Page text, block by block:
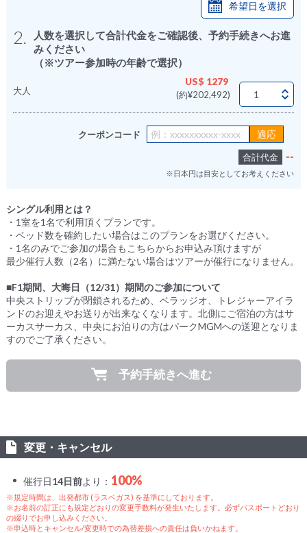
希望日を選択
2.
人数を選択して合計代金をご確認後、予約手続きへお進
みください
（※ツアー参加時の年齢で選択）
大人
US$ 1279
(約¥202,492)
クーポンコード
合計代金 --
※日本円は目安としてお考えください
シングル利用とは？
・1室を1名で利用頂くプランです。
・ベッド数を確約したい場合はこのプランをお選びください。
・1名のみでご参加の場合もこちらからお申込み頂けますが
最少催行人数（2名）に満たない場合はツアーが催行になりません。
■F1期間、大晦日（12/31）期間のご参加について
中央ストリップが閉鎖されるため、ベラッジオ、トレジャーアイラ
ンドのお迎えやお送りが出来なくなります。北側にご宿泊の方はサ
ーカスサーカス、中央にお泊りの方はパークMGMへの送迎となりま
すのでご了承ください。
予約手続きへ進む
変更・キャンセル
催行日14日前より： 100%
※規定時間は、出発都市 (ラスベガス) を基準にしております。
※お名前の訂正にも規定どおりの変更手数料が発生いたします。必ずパスポートどおり
の綴りでお申し込みください。
※申込時とキャンセル/変更時での為替差損への責任は負いかねます。